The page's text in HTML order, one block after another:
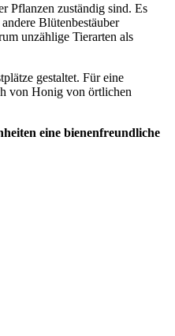
Pflanzen zuständig sind. Es
Blütenbestäuber
unzählige Tierarten als
gestaltet. Für eine
von Honig von örtlichen
eine bienenfreundliche